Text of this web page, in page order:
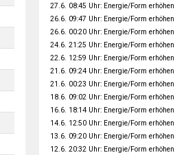
27.6. 08:45 Uhr: Energie/Form erhöhen
26.6. 09:47 Uhr: Energie/Form erhöhen
26.6. 00:20 Uhr: Energie/Form erhöhen
24.6. 21:25 Uhr: Energie/Form erhöhen
22.6. 12:59 Uhr: Energie/Form erhöhen
21.6. 09:24 Uhr: Energie/Form erhöhen
21.6. 00:23 Uhr: Energie/Form erhöhen
18.6. 09:02 Uhr: Energie/Form erhöhen
16.6. 18:14 Uhr: Energie/Form erhöhen
14.6. 12:50 Uhr: Energie/Form erhöhen
13.6. 09:20 Uhr: Energie/Form erhöhen
12.6. 20:32 Uhr: Energie/Form erhöhen